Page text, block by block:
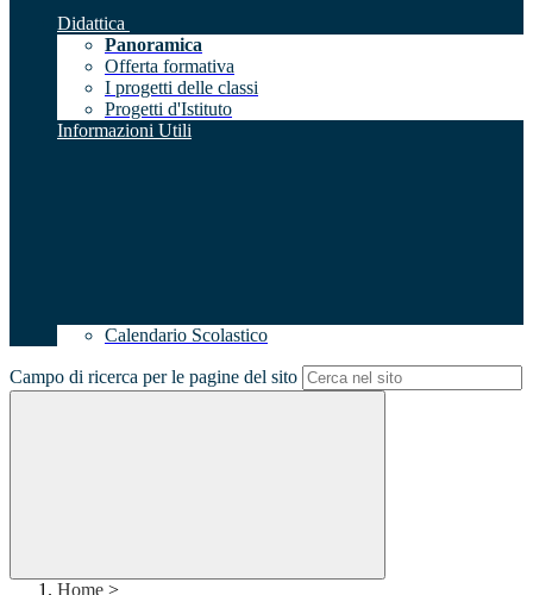
Didattica
Panoramica
Offerta formativa
I progetti delle classi
Progetti d'Istituto
Informazioni Utili
Calendario Scolastico
Campo di ricerca per le pagine del sito
Home >